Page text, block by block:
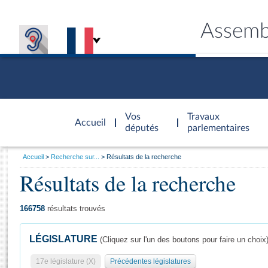
Accueil
d'accueil
Vos
députés
Travaux
parlementaires
Général
Vous
Accueil Recherche sur... Résultats de la recherche
Résultats de la recherche
166758 résultats trouvés
LÉGISLATURE (Cliquez sur l'un des boutons pour faire un choix)
17e législature (X) Précédentes législatures